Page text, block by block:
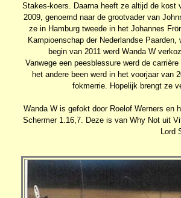
Stakes-koers. Daarna heeft ze altijd de kost
2009, genoemd naar de grootvader van
ze in Hamburg tweede in het Johannes
Kampioenschap der Nederlandse
begin van 2011 werd Wanda W
Vanwege een peesblessure werd de
het andere been werd in het voorjaar van
fokmerrie. Hopelijk brengt ze
Wanda W is gefokt door Roelof Werners en
Schermer 1.16,7. Deze is van Why Not uit